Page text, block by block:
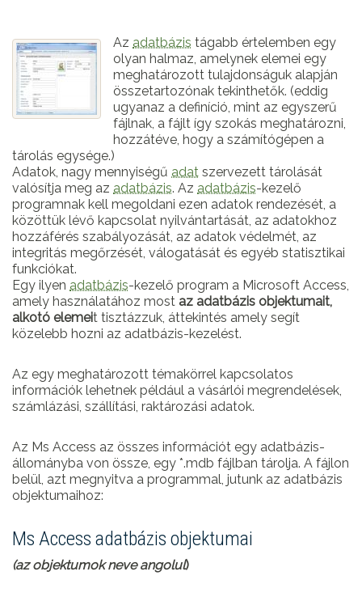
Az adatbázis tágabb értelemben egy
olyan halmaz, amelynek elemei egy
meghatározott tulajdonságuk alapján
összetartozónak tekinthetők. (eddig
ugyanaz a definíció, mint az egyszerű
fájlnak, a fájlt így szokás meghatározni,
hozzátéve, hogy a számítógépen a
tárolás egysége.)
Adatok, nagy mennyiségű adat szervezett tárolását
valósítja meg az adatbázis. Az adatbázis-kezelő
programnak kell megoldani ezen adatok rendezését, a
közöttük lévő kapcsolat nyilvántartását, az adatokhoz
hozzáférés szabályozását, az adatok védelmét, az
integritás megőrzését, válogatását és egyéb statisztikai
funkciókat.
Egy ilyen adatbázis-kezelő program a Microsoft Access,
amely használatához most az adatbázis objektumait,
alkotó elemeit tisztázzuk, áttekintés amely segít
közelebb hozni az adatbázis-kezelést.
Az egy meghatározott témakörrel kapcsolatos
információk lehetnek például a vásárlói megrendelések,
számlázási, szállítási, raktározási adatok.
Az Ms Access az összes információt egy adatbázis-
állományba von össze, egy *.mdb fájlban tárolja. A fájlon
belül, azt megnyitva a programmal, jutunk az adatbázis
objektumaihoz:
Ms Access adatbázis objektumai
(az objektumok neve angolul)